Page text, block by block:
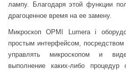
лампу. Благодаря этой функции
драгоценное время на ее замену.
Микроскоп OPMI Lumera i
простым интерфейсом, посредством
управлять микроскопом и
выполнение каких-либо